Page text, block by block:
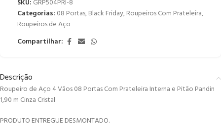
SKU: GRP504PRI-8
Categorias: 08 Portas,Black Friday,Roupeiros Com Prateleira,
Roupeiros de Aço
Compartilhar:
Descrição
Roupeiro de Aço 4 Vãos 08 Portas Com Prateleira Interna e Pitão Pandin
1,90 m Cinza Cristal
PRODUTO ENTREGUE DESMONTADO.